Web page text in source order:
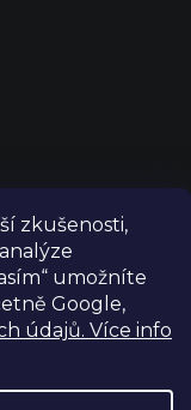
zkušenosti,
umožníte
Google,
údajů. Více info